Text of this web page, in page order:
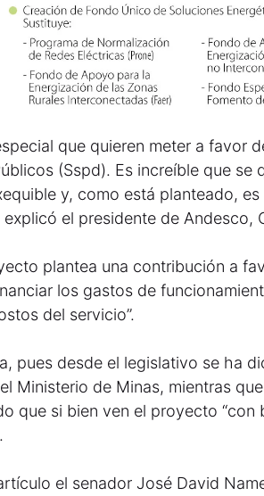
que quieren meter a favor
(Sspd). Es increíble que se
y, como está planteado,
explicó el presidente de Andesco,
plantea una contribución a
los gastos de
del servicio”.
pues desde el legislativo se ha
Ministerio de Minas, mientras
que si bien ven el proyecto “con
el senador José David